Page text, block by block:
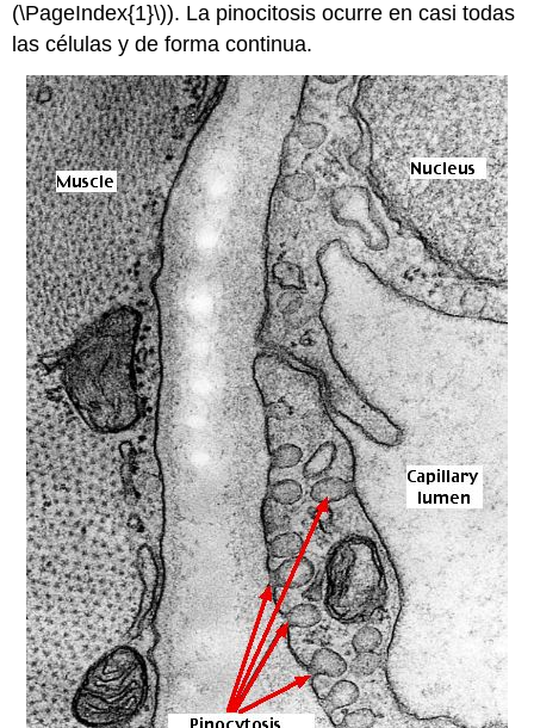
(\PageIndex{1}\)). La pinocitosis ocurre en casi todas
las células y de forma continua.